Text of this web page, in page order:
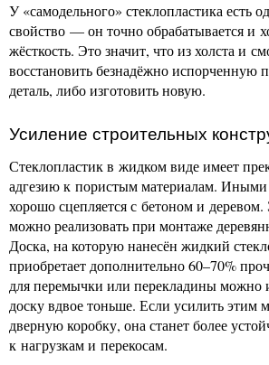
У «самодельного» стеклопластика есть
свойство — он точно обрабатывается и
жёсткость. Это значит, что из холста и
восстановить безнадёжно испорченную
деталь, либо изготовить новую.
Усиление строительных
Стеклопластик в жидком виде имеет
адгезию к пористым материалам.
хорошо сцепляется с бетоном и
можно реализовать при монтаже
Доска, на которую нанесён жидкий
приобретает дополнительно 60–70%
для перемычки или перекладины можно
доску вдвое тоньше. Если усилить этим
дверную коробку, она станет более
к нагрузкам и перекосам.